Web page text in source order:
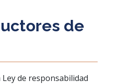
de
de responsabilidad